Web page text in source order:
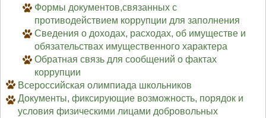
Формы документов,связанных с
противодействием коррупции для заполнения
Сведения о доходах, расходах, об имуществе и
обязательствах имущественного характера
Обратная связь для сообщений о фактах
коррупции
Всероссийская олимпиада школьников
Документы, фиксирующие возможность, порядок и
условия физическими лицами добровольных